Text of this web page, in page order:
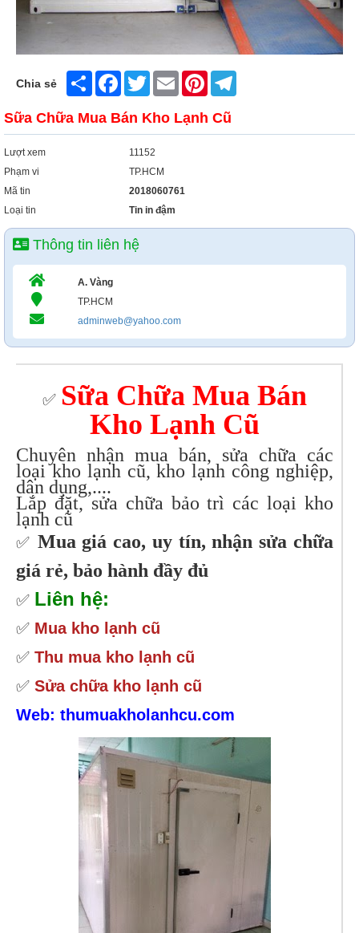
Xây Dựng
Chia sẻ Share FacebookTwitter Email Pinterest
Sữa Chữa Mua Bán Kho Lạnh Cũ
Lượt xem
11152
Phạm vi
TP.HCM
Mã tin
2018060761
Loại tin
Tin in đậm
Thông tin liên hệ
A. Vàng
TP.HCM
adminweb@yahoo.com
✅ Sữa Chữa Mua Bán
Kho Lạnh Cũ
Chuyên nhận mua bán, sửa chữa các
loại kho lạnh cũ, kho lạnh công nghiệp,
dân dụng,....
Lắp đặt, sửa chữa bảo trì các loại kho
lạnh cũ
✅ Mua giá cao, uy tín, nhận sửa chữa
giá rẻ, bảo hành đầy đủ
✅ Liên hệ:
✅ Mua kho lạnh cũ
✅ Thu mua kho lạnh cũ
✅ Sửa chữa kho lạnh cũ
Web: thumuakholanhcu.com